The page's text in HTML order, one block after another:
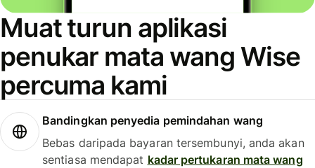
Muat turun aplikasi
penukar mata wang Wise
percuma kami
Bandingkan penyedia pemindahan wang
Bebas daripada bayaran tersembunyi, anda akan
sentiasa mendapat kadar pertukaran mata wang